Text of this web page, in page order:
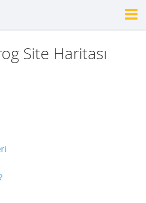
Site Haritası